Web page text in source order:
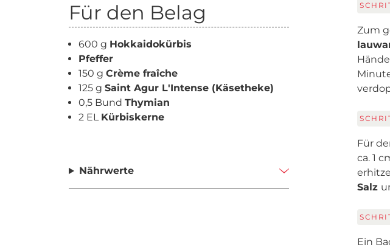
Für den Belag
600 g Hokkaidokürbis
Pfeffer
150 g Crème fraîche
125 g Saint Agur L'Intense (Käsetheke)
0,5 Bund Thymian
2 EL Kürbiskerne
Nährwerte
Zum
Für
ca. 1
Salz
Ein